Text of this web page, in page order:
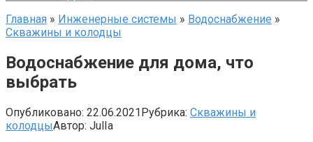
Главная » Инженерные системы » Водоснабжение »
Скважины и колодцы
Водоснабжение для дома, что
выбрать
Опубликовано: 22.06.2021Рубрика: Скважины и
колодцыАвтор: JulIa